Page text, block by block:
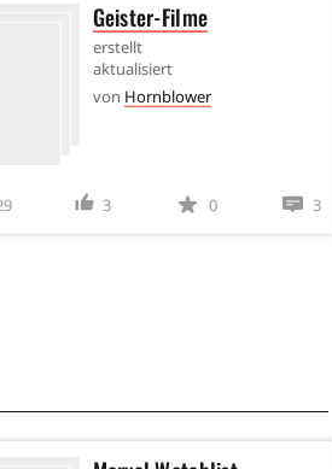
Geister-Filme
erstellt
aktualisiert
von Hornblower
3 0 3